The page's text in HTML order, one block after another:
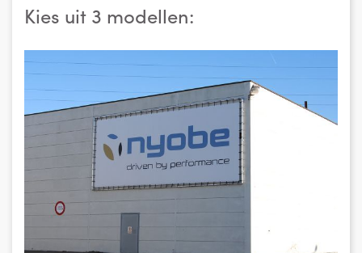
Kies uit 3 modellen: